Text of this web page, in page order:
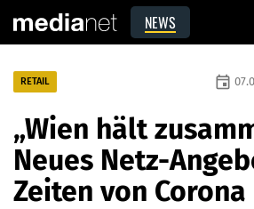
NEWS
RETAIL event
„Wien hält
Neues Netz-
Zeiten von Corona